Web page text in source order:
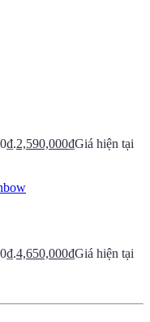
2,590,000₫Giá hiện tại
4,650,000₫Giá hiện tại